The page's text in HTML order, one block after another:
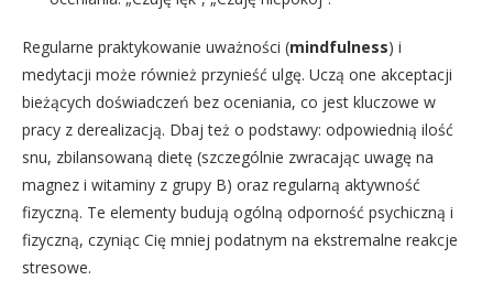
Regularne praktykowanie uważności (mindfulness) i
medytacji może również przynieść ulgę. Uczą one akceptacji
bieżących doświadczeń bez oceniania, co jest kluczowe w
pracy z derealizacją. Dbaj też o podstawy: odpowiednią ilość
snu, zbilansowaną dietę (szczególnie zwracając uwagę na
magnez i witaminy z grupy B) oraz regularną aktywność
fizyczną. Te elementy budują ogólną odporność psychiczną i
fizyczną, czyniąc Cię mniej podatnym na ekstremalne reakcje
stresowe.